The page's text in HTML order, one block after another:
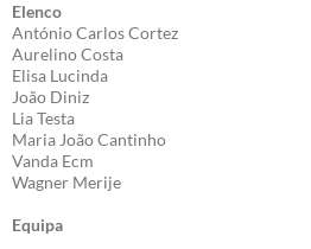
Elenco
António Carlos Cortez
Aurelino Costa
Elisa Lucinda
João Diniz
Lia Testa
Maria João Cantinho
Vanda Ecm
Wagner Merije
Equipa